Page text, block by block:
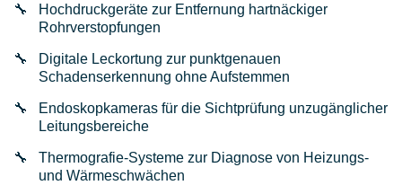
Hochdruckgeräte zur Entfernung hartnäckiger
Rohrverstopfungen
Digitale Leckortung zur punktgenauen
Schadenserkennung ohne Aufstemmen
Endoskopkameras für die Sichtprüfung unzugänglicher
Leitungsbereiche
Thermografie-Systeme zur Diagnose von Heizungs-
und Wärmeschwächen